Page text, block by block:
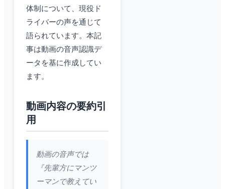
体制について、現役ド
ライバーの声を通じて
語られています。本記
事は動画の音声認識デ
ータを基に作成してい
ます。
動画内容の要約引
用
動画の音声では
『先輩方にマンツ
ーマンで教えてい